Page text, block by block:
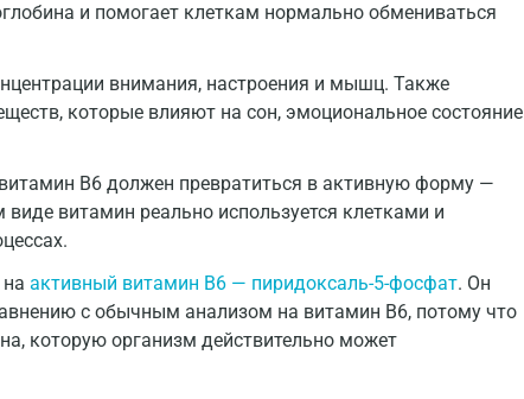
и помогает клеткам нормально обмениваться
внимания, настроения и мышц. Также
которые влияют на сон, эмоциональное состояние
B6 должен превратиться в активную форму —
витамин реально используется клетками и
активный витамин B6 — пиридоксаль-5-фосфат. Он
с обычным анализом на витамин B6, потому что
которую организм действительно может